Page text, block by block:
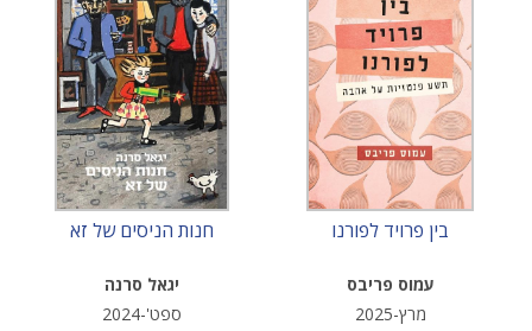
בין פרויד לפורנו
עמוס פריבס
מרץ-2025
חנות הניסים של זא
יגאל סרנה
ספט'-2024